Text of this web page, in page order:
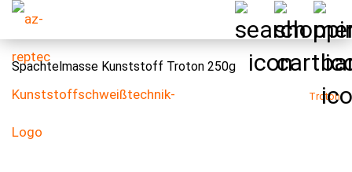
Spachtelmasse Kunststoff Troton 250g
Troton